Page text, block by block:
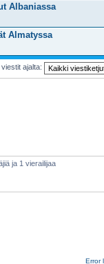
Albaniassa
Almatyssa
ajalta:
ja 1 vierailijaa
Error